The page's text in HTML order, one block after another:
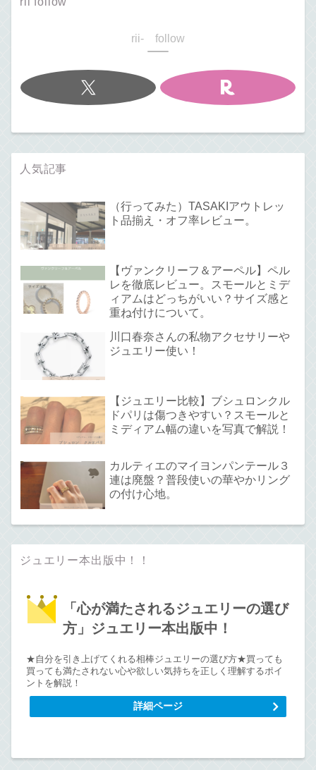
rii- follow
人気記事
（行ってみた）TASAKIアウトレッ
ト品揃え・オフ率レビュー。
【ヴァンクリーフ＆アーペル】ペル
レを徹底レビュー。スモールとミデ
ィアムはどっちがいい？サイズ感と
重ね付けについて。
川口春奈さんの私物アクセサリーや
ジュエリー使い！
【ジュエリー比較】ブシュロンクル
ドパリは傷つきやすい？スモールと
ミディアム幅の違いを写真で解説！
カルティエのマイヨンパンテール３
連は廃盤？普段使いの華やかリング
の付け心地。
ジュエリー本出版中！！
「心が満たされるジュエリーの選び
方」ジュエリー本出版中！
★自分を引き上げてくれる相棒ジュエリーの選び方★買っても
買っても満たされない心や欲しい気持ちを正しく理解するポイ
ントを解説！
詳細ページ